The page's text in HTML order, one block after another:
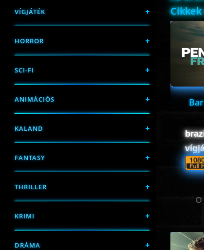
VÍGJÁTÉK
HORROR
SCI-FI
ANIMÁCIÓS
KALAND
FANTASY
THRILLER
KRIMI
DRÁMA